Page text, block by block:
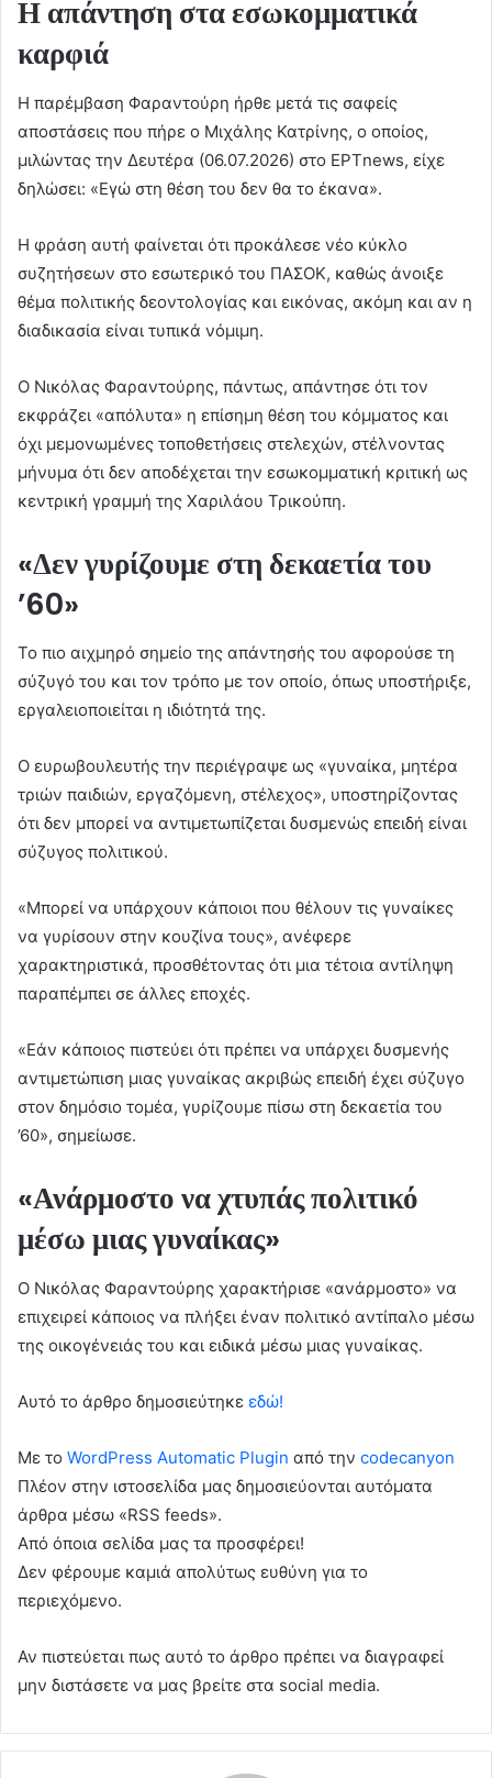
Η απάντηση στα εσωκομματικά
καρφιά
Η παρέμβαση Φαραντούρη ήρθε μετά τις σαφείς
αποστάσεις που πήρε ο Μιχάλης Κατρίνης, ο οποίος,
μιλώντας την Δευτέρα (06.07.2026) στο ΕΡΤnews, είχε
δηλώσει: «Εγώ στη θέση του δεν θα το έκανα».
Η φράση αυτή φαίνεται ότι προκάλεσε νέο κύκλο
συζητήσεων στο εσωτερικό του ΠΑΣΟΚ, καθώς άνοιξε
θέμα πολιτικής δεοντολογίας και εικόνας, ακόμη και αν η
διαδικασία είναι τυπικά νόμιμη.
Ο Νικόλας Φαραντούρης, πάντως, απάντησε ότι τον
εκφράζει «απόλυτα» η επίσημη θέση του κόμματος και
όχι μεμονωμένες τοποθετήσεις στελεχών, στέλνοντας
μήνυμα ότι δεν αποδέχεται την εσωκομματική κριτική ως
κεντρική γραμμή της Χαριλάου Τρικούπη.
«Δεν γυρίζουμε στη δεκαετία του
’60»
Το πιο αιχμηρό σημείο της απάντησής του αφορούσε τη
σύζυγό του και τον τρόπο με τον οποίο, όπως υποστήριξε,
εργαλειοποιείται η ιδιότητά της.
Ο ευρωβουλευτής την περιέγραψε ως «γυναίκα, μητέρα
τριών παιδιών, εργαζόμενη, στέλεχος», υποστηρίζοντας
ότι δεν μπορεί να αντιμετωπίζεται δυσμενώς επειδή είναι
σύζυγος πολιτικού.
«Μπορεί να υπάρχουν κάποιοι που θέλουν τις γυναίκες
να γυρίσουν στην κουζίνα τους», ανέφερε
χαρακτηριστικά, προσθέτοντας ότι μια τέτοια αντίληψη
παραπέμπει σε άλλες εποχές.
«Εάν κάποιος πιστεύει ότι πρέπει να υπάρχει δυσμενής
αντιμετώπιση μιας γυναίκας ακριβώς επειδή έχει σύζυγο
στον δημόσιο τομέα, γυρίζουμε πίσω στη δεκαετία του
’60», σημείωσε.
«Ανάρμοστο να χτυπάς πολιτικό
μέσω μιας γυναίκας»
Ο Νικόλας Φαραντούρης χαρακτήρισε «ανάρμοστο» να
επιχειρεί κάποιος να πλήξει έναν πολιτικό αντίπαλο μέσω
της οικογένειάς του και ειδικά μέσω μιας γυναίκας.
Αυτό το άρθρο δημοσιεύτηκε εδώ!
Με το WordPress Automatic Plugin από την codecanyon
Πλέον στην ιστοσελίδα μας δημοσιεύονται αυτόματα
άρθρα μέσω «RSS feeds».
Από όποια σελίδα μας τα προσφέρει!
Δεν φέρουμε καμιά απολύτως ευθύνη για το
περιεχόμενο.
Αν πιστεύεται πως αυτό το άρθρο πρέπει να διαγραφεί
μην διστάσετε να μας βρείτε στα social media.